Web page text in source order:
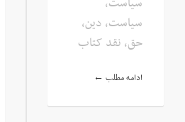
سیاست، دین،
حق, نقد کتاب
ادامه مطلب ←